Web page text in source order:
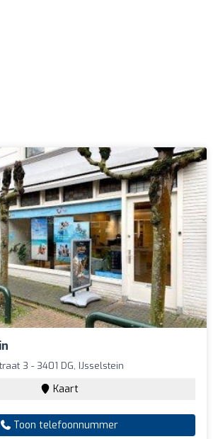
3 - 3401 DG, IJsselstein
Kaart
Toon telefoonnummer